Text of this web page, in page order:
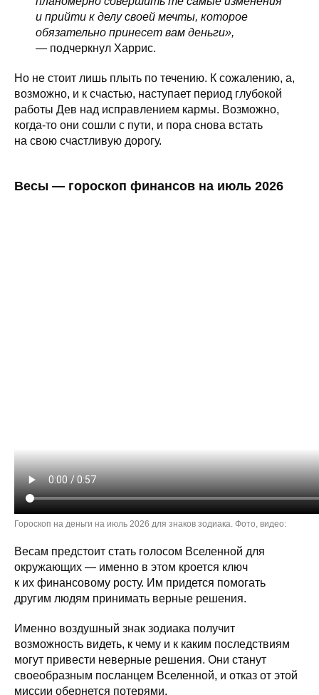
и прийти к делу своей мечты, которое
обязательно принесет вам деньги»,
— подчеркнул Харрис.
Но не стоит лишь плыть по течению. К сожалению, а,
возможно, и к счастью, наступает период глубокой
работы Дев над исправлением кармы. Возможно,
когда-то они сошли с пути, и пора снова встать
на свою счастливую дорогу.
Весы — гороскоп финансов на июль 2026
Гороскоп на деньги на июль 2026 для знаков зодиака. Фото, видео:
Весам предстоит стать голосом Вселенной для
окружающих — именно в этом кроется ключ
к их финансовому росту. Им придется помогать
другим людям принимать верные решения.
Именно воздушный знак зодиака получит
возможность видеть, к чему и к каким последствиям
могут привести неверные решения. Они станут
своеобразным посланцем Вселенной, и отказ от этой
миссии обернется потерями.